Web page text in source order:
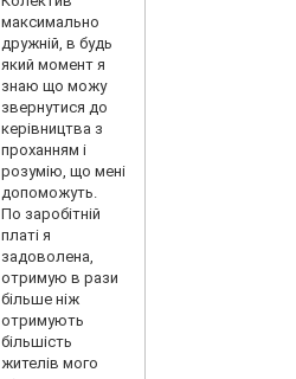
максимально
дружній, в будь
який момент я
знаю що можу
звернутися до
керівництва з
проханням і
розумію, що мені
допоможуть.
По заробітній
платі я
задоволена,
отримую в рази
більше ніж
отримують
більшість
жителів мого